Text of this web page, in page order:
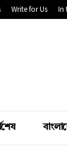
Write for Us In